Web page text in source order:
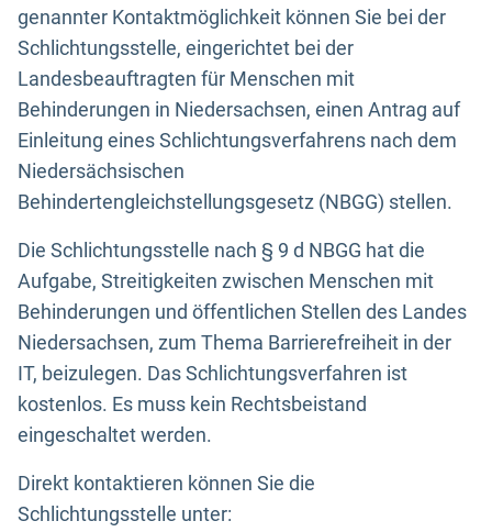
genannter Kontaktmöglichkeit können Sie bei der
Schlichtungsstelle, eingerichtet bei der
Landesbeauftragten für Menschen mit
Behinderungen in Niedersachsen, einen Antrag auf
Einleitung eines Schlichtungsverfahrens nach dem
Niedersächsischen
Behindertengleichstellungsgesetz (NBGG) stellen.
Die Schlichtungsstelle nach § 9 d NBGG hat die
Aufgabe, Streitigkeiten zwischen Menschen mit
Behinderungen und öffentlichen Stellen des Landes
Niedersachsen, zum Thema Barrierefreiheit in der
IT, beizulegen. Das Schlichtungsverfahren ist
kostenlos. Es muss kein Rechtsbeistand
eingeschaltet werden.
Direkt kontaktieren können Sie die
Schlichtungsstelle unter: